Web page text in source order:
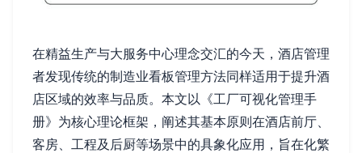
在精益生产与大服务中心理念交汇的今天，酒店管理
者发现传统的制造业看板管理方法同样适用于提升酒
店区域的效率与品质。本文以《工厂可视化管理手
册》为核心理论框架，阐述其基本原则在酒店前厅、
客房、工程及后厨等场景中的具象化应用，旨在化繁